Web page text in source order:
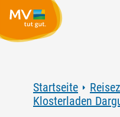
Startseite
Klosterladen